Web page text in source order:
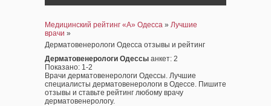
Медицинский рейтинг «А» Одесса » Лучшие
врачи »
Дерматовенерологи Одесса отзывы и рейтинг
Дерматовенерологи Одессы анкет: 2
Показано: 1-2
Врачи дерматовенерологи Одессы. Лучшие
специалисты дерматовенерологи в Одессе. Пишите
отзывы и ставьте рейтинг любому врачу
дерматовенерологу.